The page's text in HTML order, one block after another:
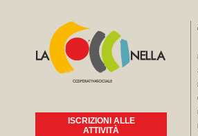
ISCRIZIONI ALLE
ATTIVITÀ